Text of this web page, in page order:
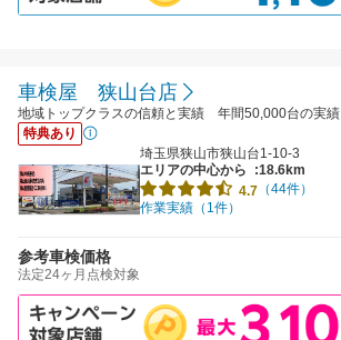
車検屋 狭山台店
地域トップクラスの信頼と実績 年間50,000台の実績
特典あり
埼玉県狭山市狭山台1-10-3
エリアの中心から
:18.6km
4.7 （44件）
作業実績（1件）
参考車検価格
法定24ヶ月点検対象